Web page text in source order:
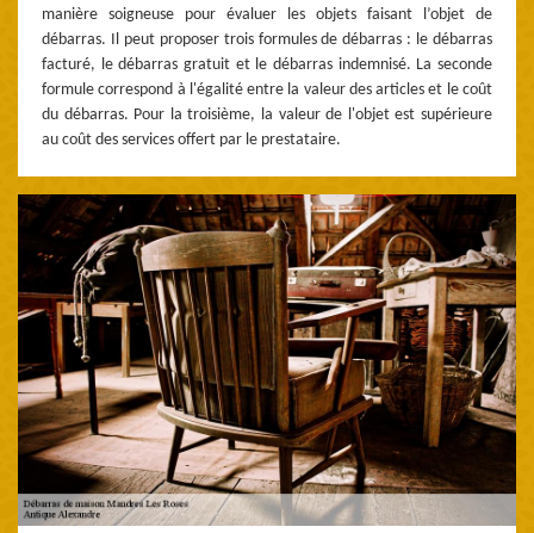
manière soigneuse pour évaluer les objets faisant l’objet de
débarras. Il peut proposer trois formules de débarras : le débarras
facturé, le débarras gratuit et le débarras indemnisé. La seconde
formule correspond à l'égalité entre la valeur des articles et le coût
du débarras. Pour la troisième, la valeur de l'objet est supérieure
au coût des services offert par le prestataire.